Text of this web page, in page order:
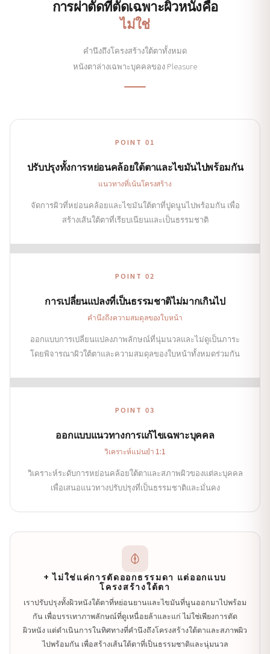
การผ่าตัดที่ตัดเฉพาะผิวหนังคือ
ไม่ใช่
คำนึงถึงโครงสร้างใต้ตาทั้งหมด
หนังตาล่างเฉพาะบุคคลของ Pleasure
POINT 01
ปรับปรุงทั้งการหย่อนคล้อยใต้ตาและไขมันไปพร้อมกัน
แนวทางที่เน้นโครงสร้าง
จัดการผิวที่หย่อนคล้อยและไขมันใต้ตาที่ปูดนูนไปพร้อมกัน เพื่อ
สร้างเส้นใต้ตาที่เรียบเนียนและเป็นธรรมชาติ
POINT 02
การเปลี่ยนแปลงที่เป็นธรรมชาติไม่มากเกินไป
คำนึงถึงความสมดุลของใบหน้า
ออกแบบการเปลี่ยนแปลงภาพลักษณ์ที่นุ่มนวลและไม่ดูเป็นภาระ
โดยพิจารณาผิวใต้ตาและความสมดุลของใบหน้าทั้งหมดร่วมกัน
POINT 03
ออกแบบแนวทางการแก้ไขเฉพาะบุคคล
วิเคราะห์แม่นยำ 1:1
วิเคราะห์ระดับการหย่อนคล้อยใต้ตาและสภาพผิวของแต่ละบุคคล
เพื่อเสนอแนวทางปรับปรุงที่เป็นธรรมชาติและมั่นคง
+ ไม่ใช่แค่การตัดออกธรรมดา แต่ออกแบบ
โครงสร้างใต้ตา
เราปรับปรุงทั้งผิวหนังใต้ตาที่หย่อนยานและไขมันที่นูนออกมาไปพร้อม
กัน เพื่อบรรเทาภาพลักษณ์ที่ดูเหนื่อยล้าและแก่ ไม่ใช่เพียงการตัด
ผิวหนัง แต่ดำเนินการในทิศทางที่คำนึงถึงโครงสร้างใต้ตาและสภาพผิว
ไปพร้อมกัน เพื่อสร้างเส้นใต้ตาที่เป็นธรรมชาติและนุ่มนวล